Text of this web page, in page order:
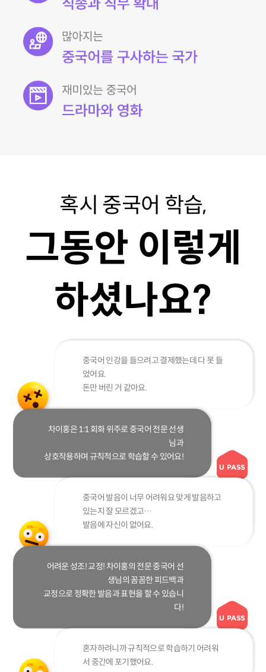
혹시 중국어 학습,
그동안 이렇게
하셨나요?
중국어 인강을 들으려고 결제했는데 다 못 들
었어요.
돈만 버린 거 같아요.
차이홍은 1:1 회화 위주로 중국어 전문 선생
님과
상호작용하며 규칙적으로 학습할 수 있어요!
중국어 발음이 너무 어려워요 맞게 발음하고
있는지 잘 모르겠고…
발음에 자신이 없어요.
어려운 성조! 교정! 차이홍의 전문 중국어 선
생님의 꼼꼼한 피드백과
교정으로 정확한 발음과 표현을 할 수 있습니
다!
혼자하려니까 규칙적으로 학습하기 어려워
서 중간에 포기했어요.